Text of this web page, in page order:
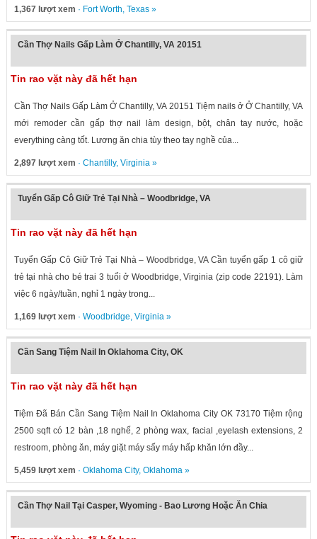
1,367 lượt xem · Fort Worth, Texas»
Cần Thợ Nails Gấp Làm Ở Chantilly, VA 20151
Tin rao vặt này đã hết hạn
Cần Thợ Nails Gấp Làm Ở Chantilly, VA 20151 Tiệm nails ở Ở Chantilly, VA
mới remoder cần gấp thợ nail làm design, bột, chân tay nước, hoặc
everything càng tốt. Lương ăn chia tùy theo tay nghề của...
2,897 lượt xem · Chantilly, Virginia»
Tuyển Gấp Cô Giữ Trẻ Tại Nhà – Woodbridge, VA
Tin rao vặt này đã hết hạn
Tuyển Gấp Cô Giữ Trẻ Tại Nhà – Woodbridge, VA Cần tuyển gấp 1 cô giữ
trẻ tại nhà cho bé trai 3 tuổi ở Woodbridge, Virginia (zip code 22191). Làm
việc 6 ngày/tuần, nghỉ 1 ngày trong...
1,169 lượt xem · Woodbridge, Virginia»
Cần Sang Tiệm Nail In Oklahoma City, OK
Tin rao vặt này đã hết hạn
Tiệm Đã Bán Cần Sang Tiệm Nail In Oklahoma City OK 73170 Tiệm rộng
2500 sqft có 12 bàn ,18 nghế, 2 phòng wax, facial ,eyelash extensions, 2
restroom, phòng ăn, máy giặt máy sấy máy hấp khăn lớn đầy...
5,459 lượt xem · Oklahoma City, Oklahoma»
Cần Thợ Nail Tại Casper, Wyoming - Bao Lương Hoặc Ăn Chia